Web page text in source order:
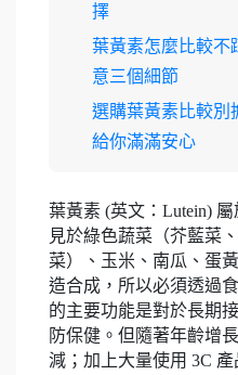
擇
葉黃素怎麼比較不
意三個細節
選購葉黃素比較
給你滿滿安心
葉黃素 (英文：Lutein)
見於綠色蔬菜（芥藍菜
菜）、玉米、南瓜、蛋
造合成，所以必須透過
的主要功能是對於長期
防保健。但隨著年齡增
減；加上大量使用 3C